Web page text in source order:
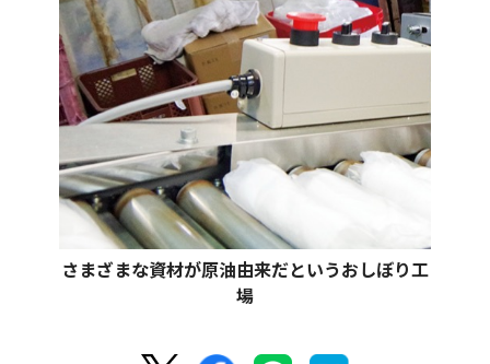
さまざまな資材が原油由来だというおしぼり工
場